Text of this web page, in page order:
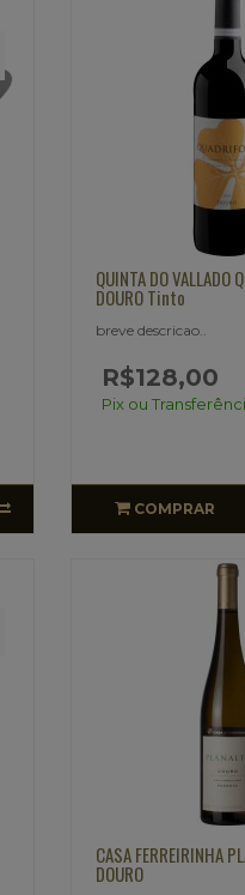
QUINTA DO VALLADO
DOURO Tinto
breve descricao..
R$128,00
Pix ou
COMPRAR
CASA FERREIRINHA
DOURO